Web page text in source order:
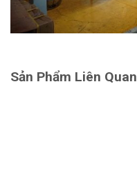
Sản Phẩm Liên Quan